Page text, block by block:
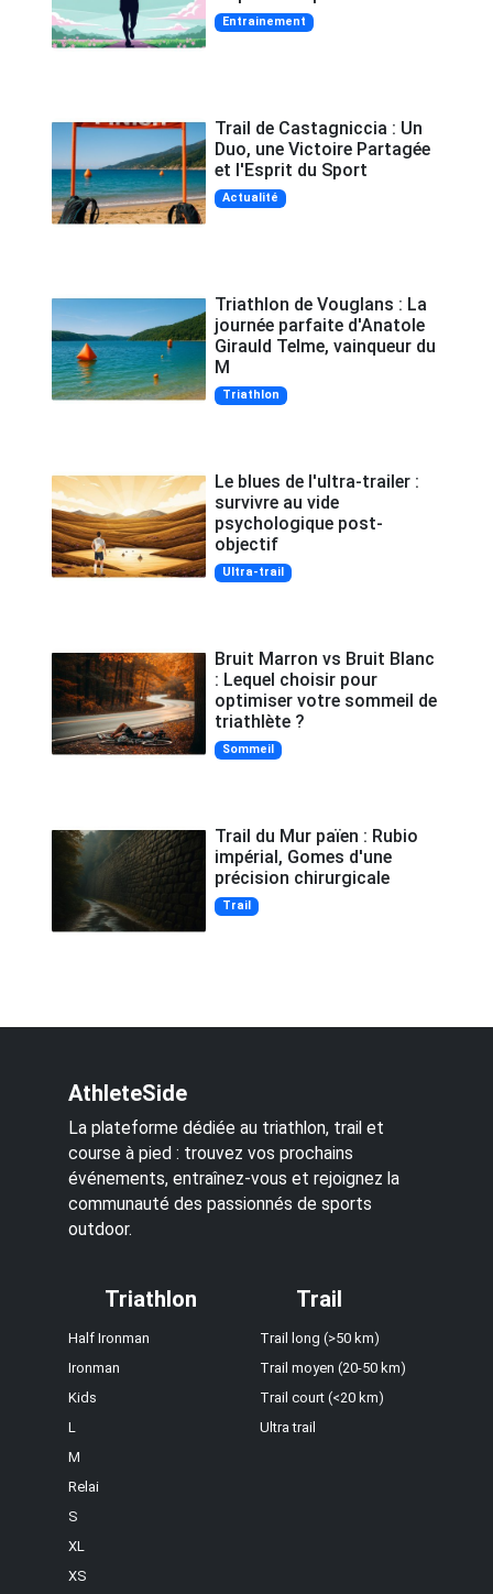
Entrainement
Trail de Castagniccia : Un
Duo, une Victoire Partagée
et l'Esprit du Sport
Actualité
Triathlon de Vouglans : La
journée parfaite d'Anatole
Girauld Telme, vainqueur du
M
Triathlon
Le blues de l'ultra-trailer :
survivre au vide
psychologique post-
objectif
Ultra-trail
Bruit Marron vs Bruit Blanc
: Lequel choisir pour
optimiser votre sommeil de
triathlète ?
Sommeil
Trail du Mur païen : Rubio
impérial, Gomes d'une
précision chirurgicale
Trail
AthleteSide
La plateforme dédiée au triathlon, trail et
course à pied : trouvez vos prochains
événements, entraînez-vous et rejoignez la
communauté des passionnés de sports
outdoor.
Triathlon
Half Ironman
Ironman
Kids
L
M
Relai
S
XL
XS
Trail
Trail long (>50 km)
Trail moyen (20-50 km)
Trail court (<20 km)
Ultra trail